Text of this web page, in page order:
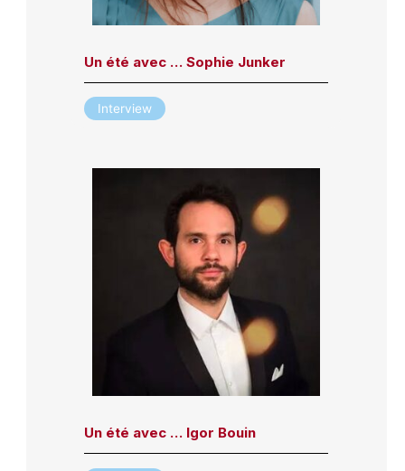
Un été avec … Sophie Junker
Interview
Un été avec … Igor Bouin